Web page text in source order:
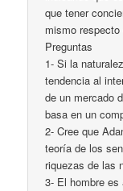
que tener
mismo respecto
Preguntas
1- Si la
tendencia al
de un mercado
basa en un
2- Cree que
teoría de los
riquezas de las
3- El hombre